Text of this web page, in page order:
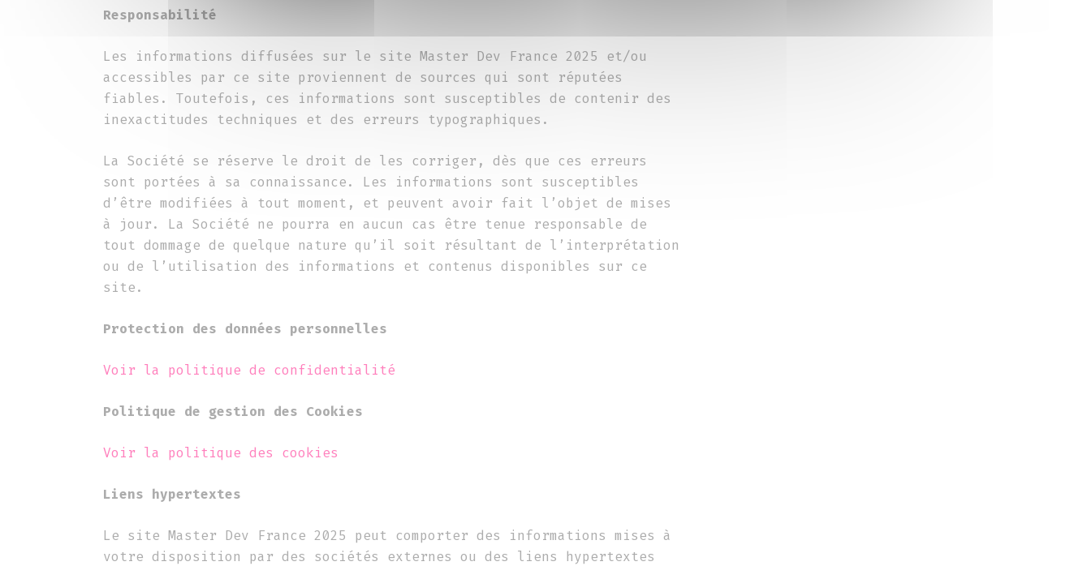
Responsabilité
Les informations diffusées sur le site Master Dev France 2025 et/ou
accessibles par ce site proviennent de sources qui sont réputées
fiables. Toutefois, ces informations sont susceptibles de contenir des
inexactitudes techniques et des erreurs typographiques.
La Société se réserve le droit de les corriger, dès que ces erreurs
sont portées à sa connaissance. Les informations sont susceptibles
d’être modifiées à tout moment, et peuvent avoir fait l’objet de mises
à jour. La Société ne pourra en aucun cas être tenue responsable de
tout dommage de quelque nature qu’il soit résultant de l’interprétation
ou de l’utilisation des informations et contenus disponibles sur ce
site.
Protection des données personnelles
Voir la politique de confidentialité
Politique de gestion des Cookies
Voir la politique des cookies
Liens hypertextes
Le site Master Dev France 2025 peut comporter des informations mises à
votre disposition par des sociétés externes ou des liens hypertextes